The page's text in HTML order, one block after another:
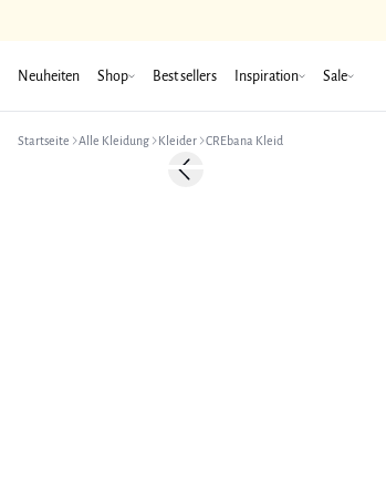
Neuheiten Shop Best sellers Inspiration Sale
Startseite Alle Kleidung Kleider CREbana Kleid
-50%Previous slide